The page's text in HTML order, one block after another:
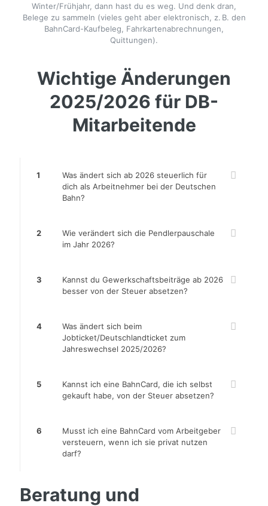
Winter/Frühjahr, dann hast du es weg. Und denk dran,
Belege zu sammeln (vieles geht aber elektronisch, z. B. den
BahnCard-Kaufbeleg, Fahrkartenabrechnungen,
Quittungen).
Wichtige Änderungen
2025/2026 für DB-
Mitarbeitende
1
Was ändert sich ab 2026 steuerlich für
dich als Arbeitnehmer bei der Deutschen
Bahn?
2
Wie verändert sich die Pendlerpauschale
im Jahr 2026?
3
Kannst du Gewerkschaftsbeiträge ab 2026
besser von der Steuer absetzen?
4
Was ändert sich beim
Jobticket/Deutschlandticket zum
Jahreswechsel 2025/2026?
5
Kannst ich eine BahnCard, die ich selbst
gekauft habe, von der Steuer absetzen?
6
Musst ich eine BahnCard vom Arbeitgeber
versteuern, wenn ich sie privat nutzen
darf?
Beratung und